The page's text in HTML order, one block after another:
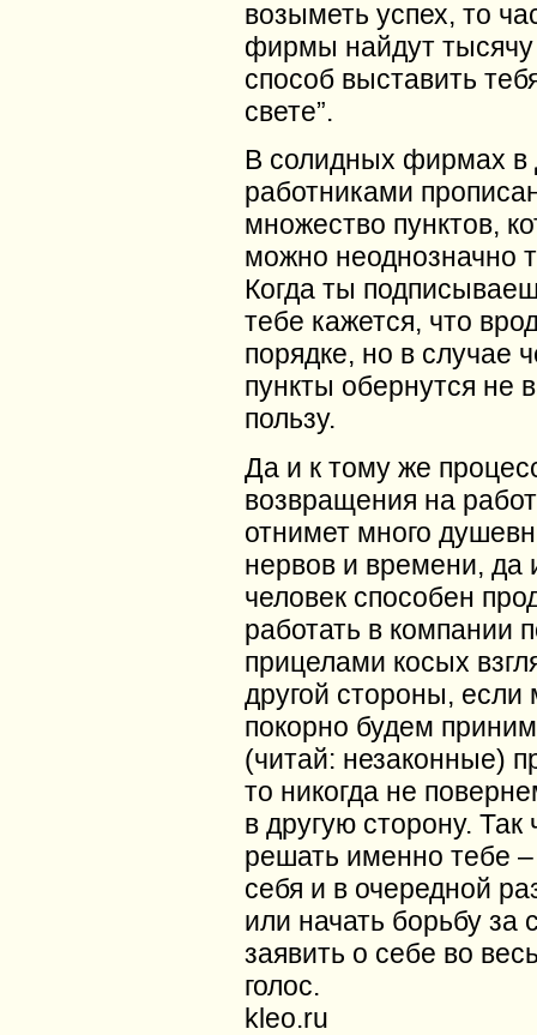
возыметь успех, то
фирмы найдут тысячу
способ выставить
свете”.
В солидных фирмах в
работниками
множество пунктов,
можно неоднозначно
Когда ты
тебе кажется, что
порядке, но в случае
пункты обернутся не
пользу.
Да и к тому же
возвращения на
отнимет много
нервов и времени, да
человек способен
работать в компании
прицелами косых
другой стороны, если
покорно будем
(читай: незаконные)
то никогда не
в другую сторону. Так
решать именно тебе
себя и в очередной
или начать борьбу за
заявить о себе во
голос.
kleo.ru